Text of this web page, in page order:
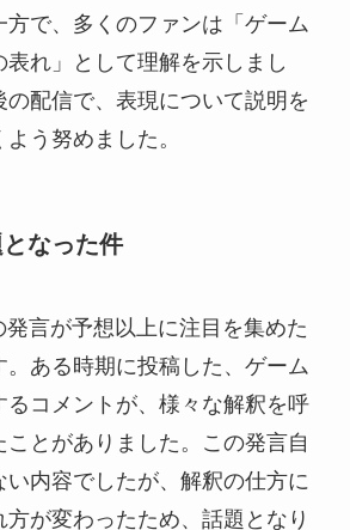
方で、多くのファンは「ゲーム
れ」として理解を示しまし
の配信で、表現について説明を
う努めました。
なった件
言が予想以上に注目を集めた
ある時期に投稿した、ゲーム
るコメントが、様々な解釈を呼
ことがありました。この発言自
内容でしたが、解釈の仕方に
方が変わったため、話題となり